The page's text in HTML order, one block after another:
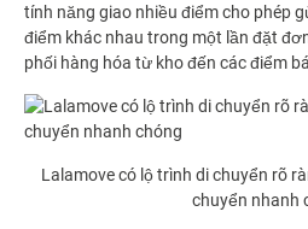
tính năng giao nhiều điểm cho phép
điểm khác nhau trong một lần đặt
phối hàng hóa từ kho đến các điểm
Lalamove có lộ trình di chuyển rõ
chuyển nhanh